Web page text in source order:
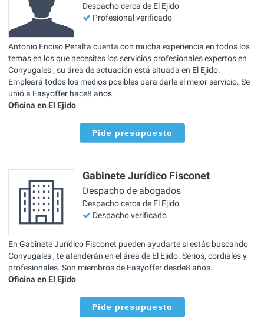
Despacho cerca de El Ejido
Profesional verificado
Antonio Enciso Peralta cuenta con mucha experiencia en todos los
temas en los que necesites los servicios profesionales expertos en
Conyugales , su área de actuación está situada en El Ejido.
Empleará todos los medios posibles para darle el mejor servicio. Se
unió a Easyoffer hace8 años.
Oficina en El Ejido
Pide presupuesto
Gabinete Jurídico Fisconet
Despacho de abogados
Despacho cerca de El Ejido
Despacho verificado
En Gabinete Jurídico Fisconet pueden ayudarte si estás buscando
Conyugales , te atenderán en el área de El Ejido. Serios, cordiales y
profesionales. Son miembros de Easyoffer desde8 años.
Oficina en El Ejido
Pide presupuesto